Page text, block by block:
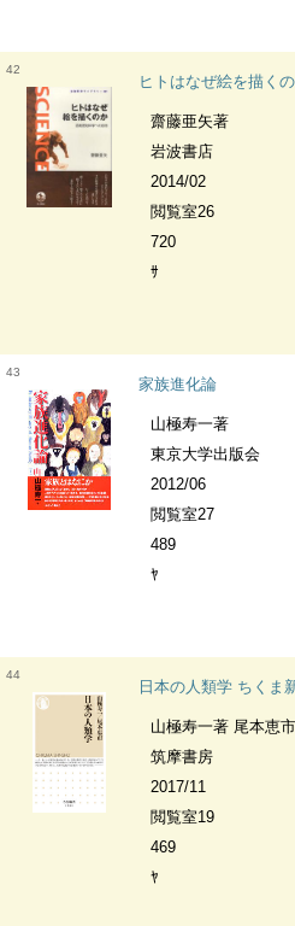
42
ヒトはなぜ絵を描くのか
齋藤亜矢著
岩波書店
2014/02
閲覧室26
720
ｻ
43
家族進化論
山極寿一著
東京大学出版会
2012/06
閲覧室27
489
ﾔ
44
日本の人類学 ちくま
山極寿一著 尾本恵
筑摩書房
2017/11
閲覧室19
469
ﾔ